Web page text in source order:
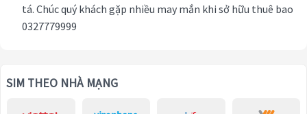
tá. Chúc quý khách gặp nhiều may mắn khi sở hữu thuê bao
0327779999
SIM THEO NHÀ MẠNG